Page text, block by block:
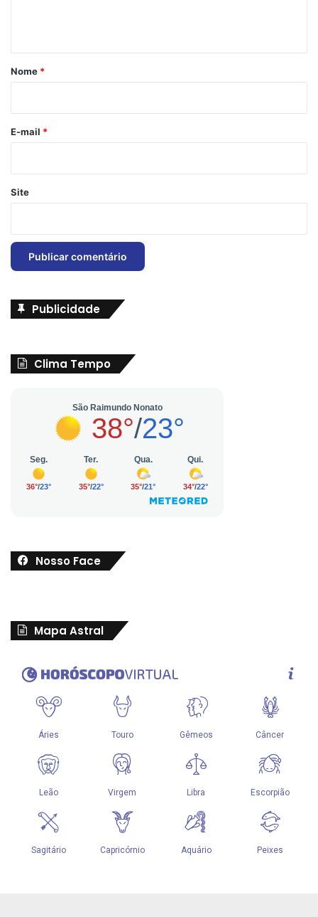
r
*
Nome *
E-mail *
Site
Publicidade
Clima Tempo
Nosso Face
Mapa Astral